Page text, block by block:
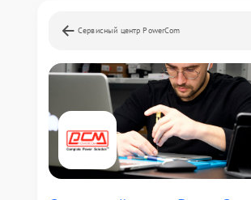
Сервисный центр PowerCom